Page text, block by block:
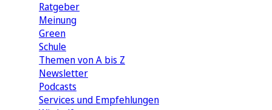
Ratgeber
Meinung
Green
Schule
Themen von A bis Z
Newsletter
Podcasts
Services und Empfehlungen